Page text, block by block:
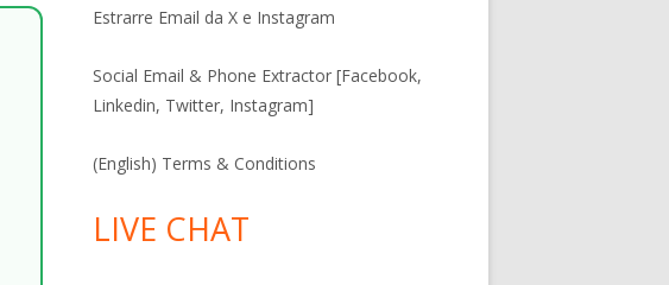
Estrarre Email da X e Instagram
Social Email & Phone Extractor [Facebook,
Linkedin, Twitter, Instagram]
(English) Terms & Conditions
LIVE CHAT